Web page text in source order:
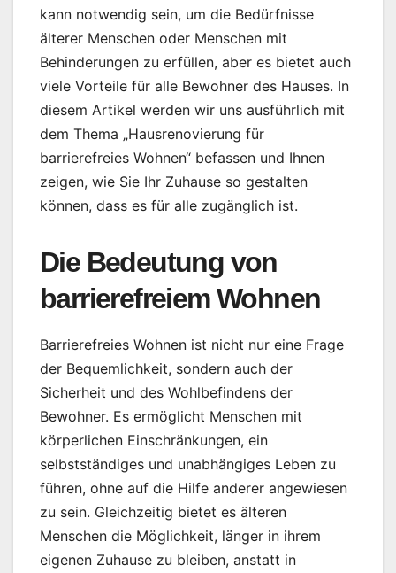
kann notwendig sein, um die Bedürfnisse
älterer Menschen oder Menschen mit
Behinderungen zu erfüllen, aber es bietet auch
viele Vorteile für alle Bewohner des Hauses. In
diesem Artikel werden wir uns ausführlich mit
dem Thema „Hausrenovierung für
barrierefreies Wohnen“ befassen und Ihnen
zeigen, wie Sie Ihr Zuhause so gestalten
können, dass es für alle zugänglich ist.
Die Bedeutung von
barrierefreiem Wohnen
Barrierefreies Wohnen ist nicht nur eine Frage
der Bequemlichkeit, sondern auch der
Sicherheit und des Wohlbefindens der
Bewohner. Es ermöglicht Menschen mit
körperlichen Einschränkungen, ein
selbstständiges und unabhängiges Leben zu
führen, ohne auf die Hilfe anderer angewiesen
zu sein. Gleichzeitig bietet es älteren
Menschen die Möglichkeit, länger in ihrem
eigenen Zuhause zu bleiben, anstatt in